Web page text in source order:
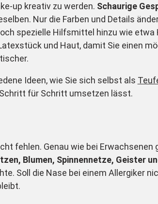
up kreativ zu werden. Schaurige
Nur die Farben und Details
spezielle Hilfsmittel hinzu wie
und Haut, damit Sie einen
Ideen, wie Sie sich selbst als
für Schritt umsetzen lässt.
fehlen. Genau wie bei
Blumen, Spinnennetze, Geister
Soll die Nase bei einem Allergiker